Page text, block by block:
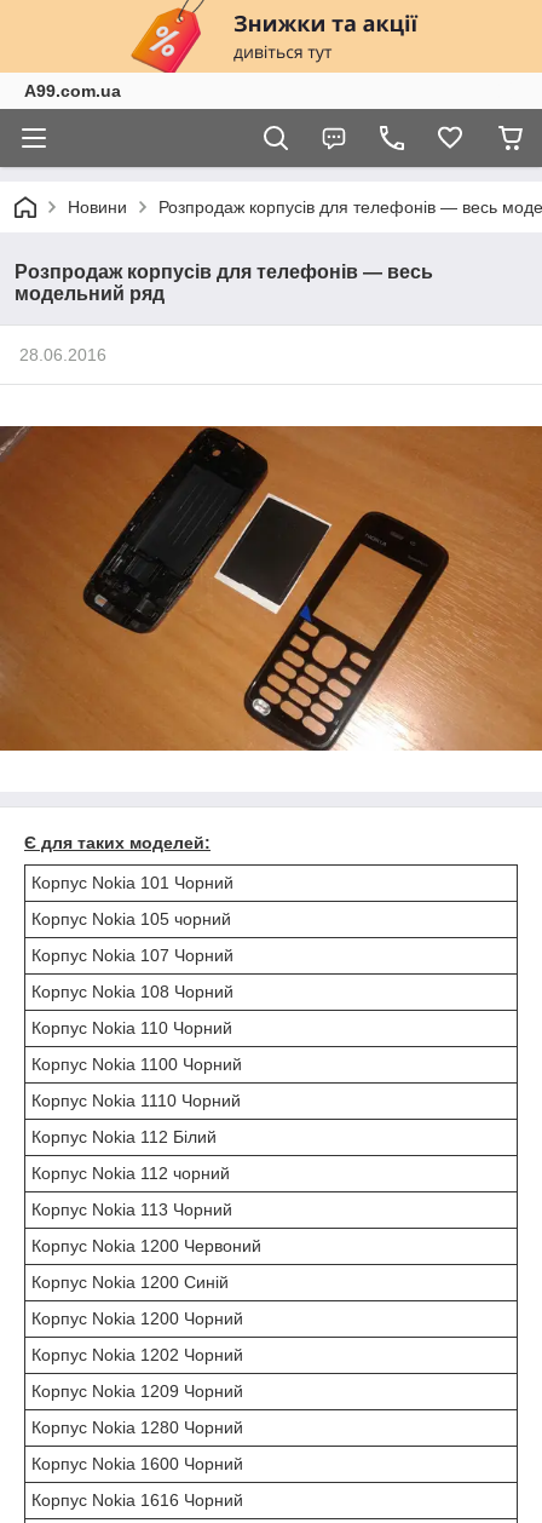
A99.com.ua
Новини Розпродаж корпусів для телефонів — весь
Розпродаж корпусів для телефонів — весь
модельний ряд
28.06.2016
Є для таких моделей:
Корпус Nokia 101 Чорний
Корпус Nokia 105 чорний
Корпус Nokia 107 Чорний
Корпус Nokia 108 Чорний
Корпус Nokia 110 Чорний
Корпус Nokia 1100 Чорний
Корпус Nokia 1110 Чорний
Корпус Nokia 112 Білий
Корпус Nokia 112 чорний
Корпус Nokia 113 Чорний
Корпус Nokia 1200 Червоний
Корпус Nokia 1200 Синій
Корпус Nokia 1200 Чорний
Корпус Nokia 1202 Чорний
Корпус Nokia 1209 Чорний
Корпус Nokia 1280 Чорний
Корпус Nokia 1600 Чорний
Корпус Nokia 1616 Чорний